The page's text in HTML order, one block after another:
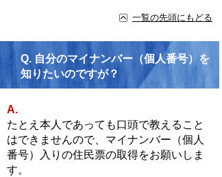
一覧の先頭にもどる
Q. 自分のマイナンバー（個人番号）を
知りたいのですが？
A.
たとえ本人であっても口頭で教えること
はできませんので、マイナンバー（個人
番号）入りの住民票の取得をお願いしま
す。